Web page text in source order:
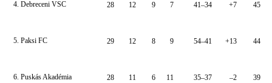
4. Debreceni VSC 28 12 9 7 41–34 +7 45
5. Paksi FC 29 12 8 9 54–41 +13 44
6. Puskás Akadémia 28 11 6 11 35–37 –2 39